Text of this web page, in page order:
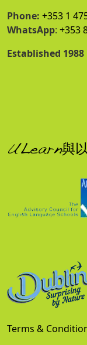
Phone: +353 1
WhatsApp: +353
Established 1988
ULearn與
Terms &